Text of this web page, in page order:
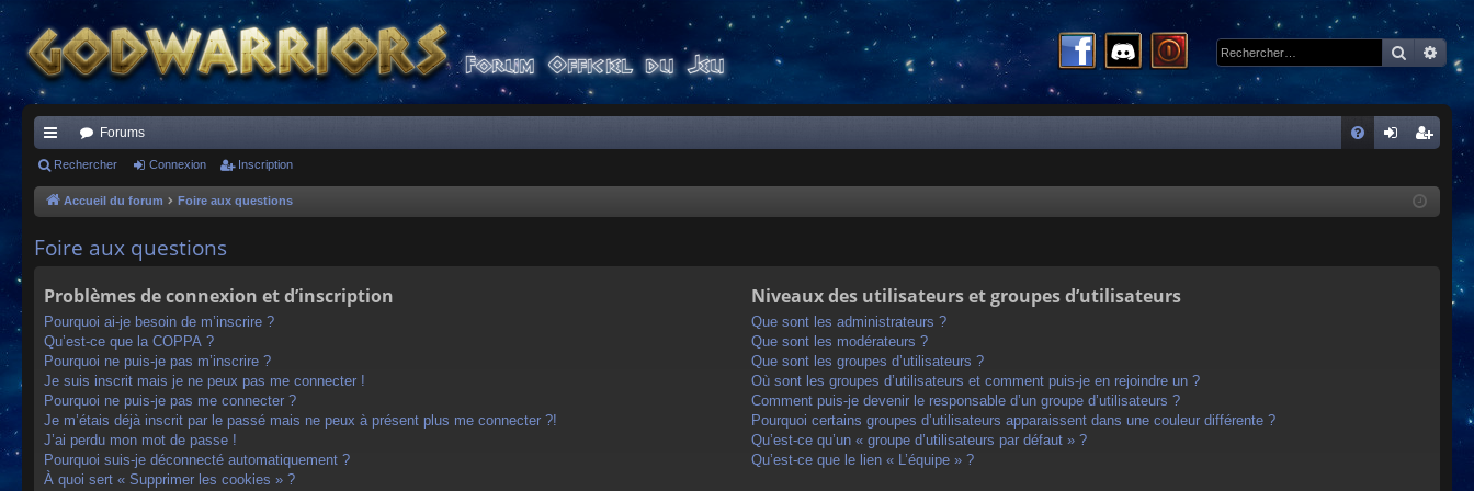
ac
co
s
Forums
cri
Rechercher Connexion Inscription
Accueil du forum Foire aux questions
Foire aux questions
Problèmes de connexion et d’inscription
Pourquoi ai-je besoin de m’inscrire ?
Qu’est-ce que la COPPA ?
Pourquoi ne puis-je pas m’inscrire ?
Je suis inscrit mais je ne peux pas me connecter !
Pourquoi ne puis-je pas me connecter ?
Je m’étais déjà inscrit par le passé mais ne peux à présent plus me connecter ?!
J’ai perdu mon mot de passe !
Pourquoi suis-je déconnecté automatiquement ?
À quoi sert « Supprimer les cookies » ?
Niveaux des utilisateurs et groupes d’utilisateurs
Que sont les administrateurs ?
Que sont les modérateurs ?
Que sont les groupes d’utilisateurs ?
Où sont les groupes d’utilisateurs et comment puis-je en rejoindre un ?
Comment puis-je devenir le responsable d’un groupe d’utilisateurs ?
Pourquoi certains groupes d’utilisateurs apparaissent dans une couleur différente ?
Qu’est-ce qu’un « groupe d’utilisateurs par défaut » ?
Qu’est-ce que le lien « L’équipe » ?